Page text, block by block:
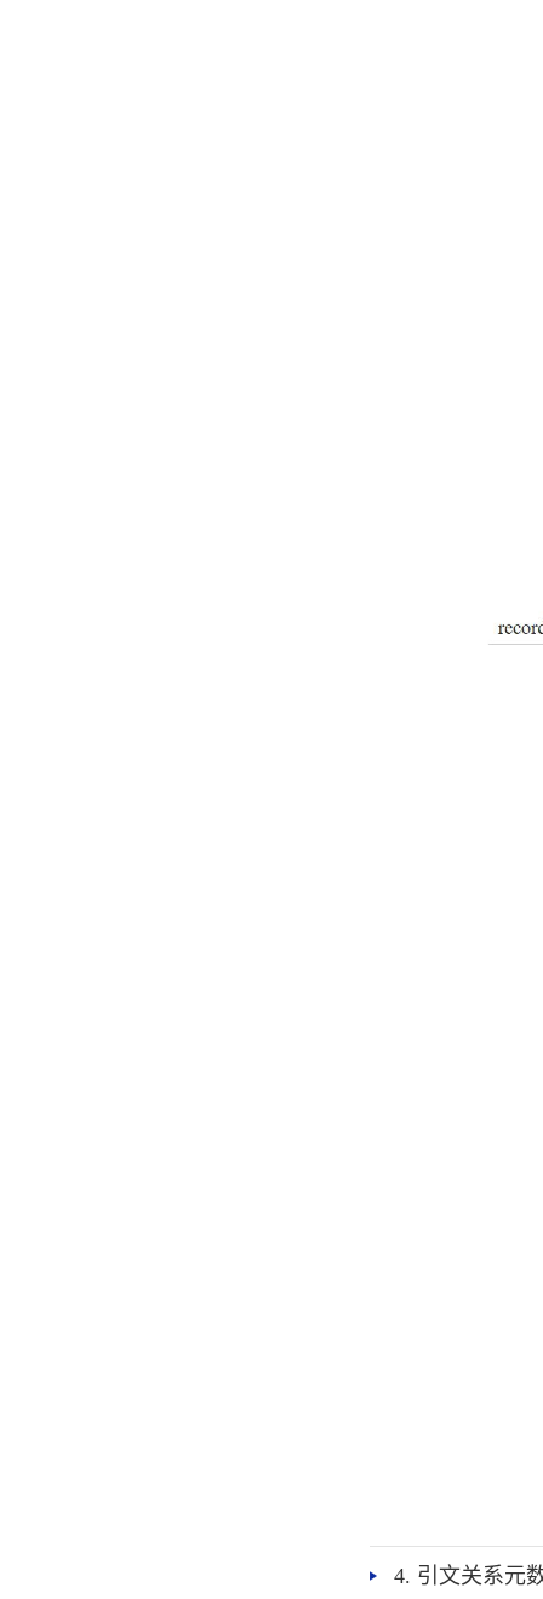
4. 引文关系元